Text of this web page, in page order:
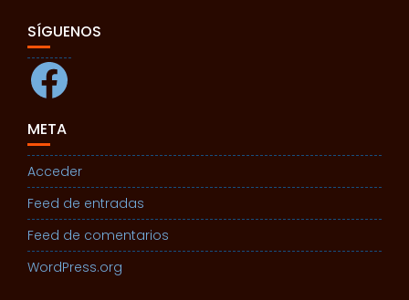
SÍGUENOS
Facebook
META
Acceder
Feed de entradas
Feed de comentarios
WordPress.org